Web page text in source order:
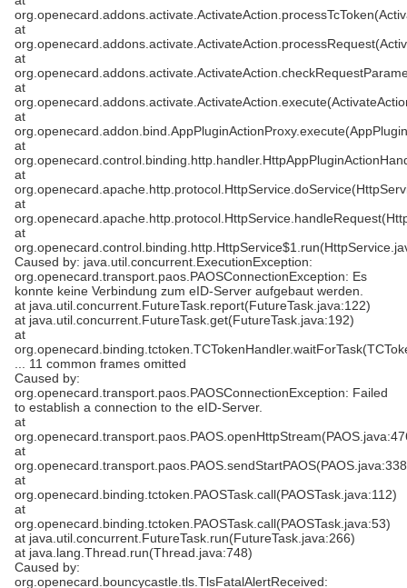
at
at
at
at
at
at
at
at
Caused by: java.util.concurrent.ExecutionException:
org.openecard.transport.paos.PAOSConnectionException: Es
konnte keine Verbindung zum eID-Server aufgebaut werden.
at java.util.concurrent.FutureTask.report(FutureTask.java:122)
at java.util.concurrent.FutureTask.get(FutureTask.java:192)
at
... 11 common frames omitted
Caused by:
org.openecard.transport.paos.PAOSConnectionException: Failed
to establish a connection to the eID-Server.
at
at
at
org.openecard.binding.tctoken.PAOSTask.call(PAOSTask.java:112)
at
org.openecard.binding.tctoken.PAOSTask.call(PAOSTask.java:53)
at java.util.concurrent.FutureTask.run(FutureTask.java:266)
at java.lang.Thread.run(Thread.java:748)
Caused by:
org.openecard.bouncycastle.tls.TlsFatalAlertReceived: